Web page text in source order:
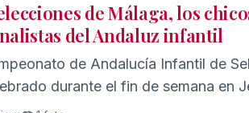
de Málaga, los
del Andaluz infantil
de Andalucía Infantil de
durante el fin de semana en